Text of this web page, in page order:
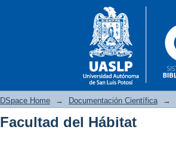
DSpace Home → Documentación Científica →
Facultad del Hábitat